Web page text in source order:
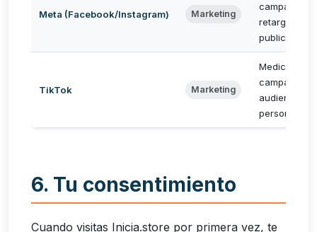
Meta (Facebook/Instagram) Marketing
campañas y
retargeting
publicitario
TikTok Marketing
Medición de
campañas y
audiencias
6. Tu consentimiento
Cuando visitas Inicia.store por primera vez, te